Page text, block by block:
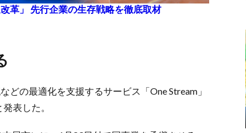
革」 先行企業の生存戦略を徹底取材
どの最適化を支援するサービス「One Stream」
表した。